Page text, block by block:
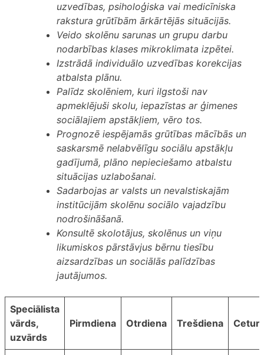
uzvedības, psiholoģiska vai medicīniska
rakstura grūtībām ārkārtējās situācijās.
Veido skolēnu sarunas un grupu darbu
nodarbības klases mikroklimata izpētei.
Izstrādā individuālo uzvedības korekcijas
atbalsta plānu.
Palīdz skolēniem, kuri ilgstoši nav
apmeklējuši skolu, iepazīstas ar ģimenes
sociālajiem apstākļiem, vēro tos.
Prognozē iespējamās grūtības mācībās un
saskarsmē nelabvēlīgu sociālu apstākļu
gadījumā, plāno nepieciešamo atbalstu
situācijas uzlabošanai.
Sadarbojas ar valsts un nevalstiskajām
institūcijām skolēnu sociālo vajadzību
nodrošināšanā.
Konsultē skolotājus, skolēnus un viņu
likumiskos pārstāvjus bērnu tiesību
aizsardzības un sociālās palīdzības
jautājumos.
Speciālista
vārds,
uzvārds
Pirmdiena Otrdiena Trešdiena